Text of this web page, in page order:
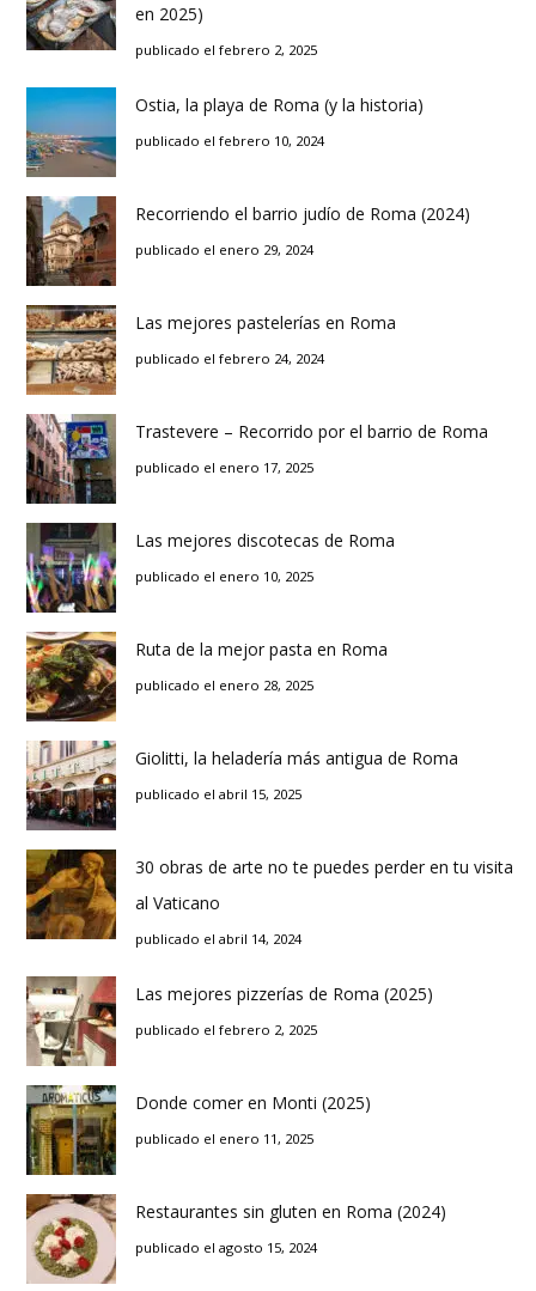
en 2025)
publicado el febrero 2, 2025
Ostia, la playa de Roma (y la historia)
publicado el febrero 10, 2024
Recorriendo el barrio judío de Roma (2024)
publicado el enero 29, 2024
Las mejores pastelerías en Roma
publicado el febrero 24, 2024
Trastevere – Recorrido por el barrio de Roma
publicado el enero 17, 2025
Las mejores discotecas de Roma
publicado el enero 10, 2025
Ruta de la mejor pasta en Roma
publicado el enero 28, 2025
Giolitti, la heladería más antigua de Roma
publicado el abril 15, 2025
30 obras de arte no te puedes perder en tu visita
al Vaticano
publicado el abril 14, 2024
Las mejores pizzerías de Roma (2025)
publicado el febrero 2, 2025
Donde comer en Monti (2025)
publicado el enero 11, 2025
Restaurantes sin gluten en Roma (2024)
publicado el agosto 15, 2024